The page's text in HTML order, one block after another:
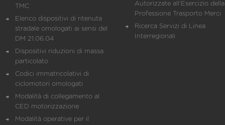
TMC
Elenco dispositivi di ritenuta
stradale omologati ai sensi del
DM 21.06.04
Dispositivi riduzioni di massa
particolato
Codici immatricolativi di
ciclomotori omologati
Modalità di collegamento al
CED motorizzazione
Modalità operative per il
Autorizzate all'Esercizio della
Professione Trasporto Merci
Ricerca Servizi di Linea
Interregionali